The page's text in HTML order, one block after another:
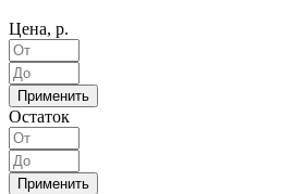
Цена, р.
Применить
Остаток
Применить